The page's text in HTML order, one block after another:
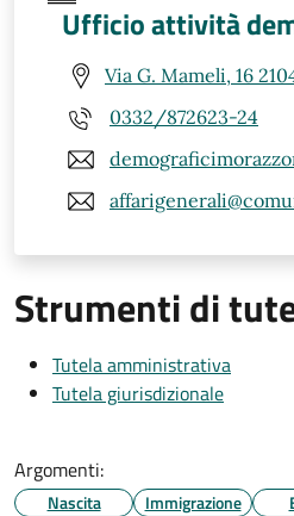
Ufficio attività
Via G. Mameli, 16
0332/872623-24
Strumenti di
Tutela amministrativa
Tutela giurisdizionale
Argomenti:
Nascita Immigrazione